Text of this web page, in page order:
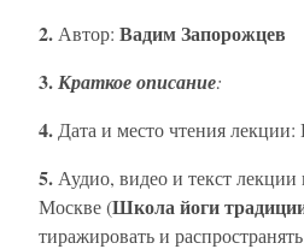
2. Автор: Вадим Запорожцев
3.Краткое описание:
4. Дата и место чтения
5. Аудио, видео и текст лекции
Москве (Школа йоги
тиражировать и